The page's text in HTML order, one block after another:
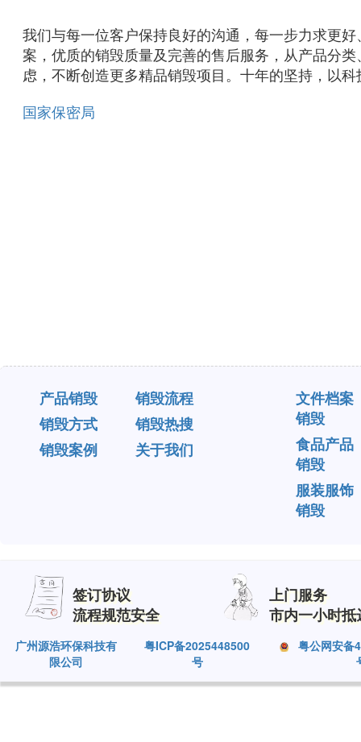
我们与每一位客户保持良好的沟通，每一步力求更
案，优质的销毁质量及完善的售后服务， 从产品分
虑，不断创造更多精品销毁项目。十年的坚持，以
国家保密局
产品销毁
销毁流程
销毁方式
销毁热搜
销毁案例
关于我们
文件档案
销毁
食品产品
销毁
服装服饰
销毁
签订协议
流程规范安全
上门服务
市内一小时抵
广州源浩环保科技有
限公司
粤ICP备2025448500
号
粤公网安备